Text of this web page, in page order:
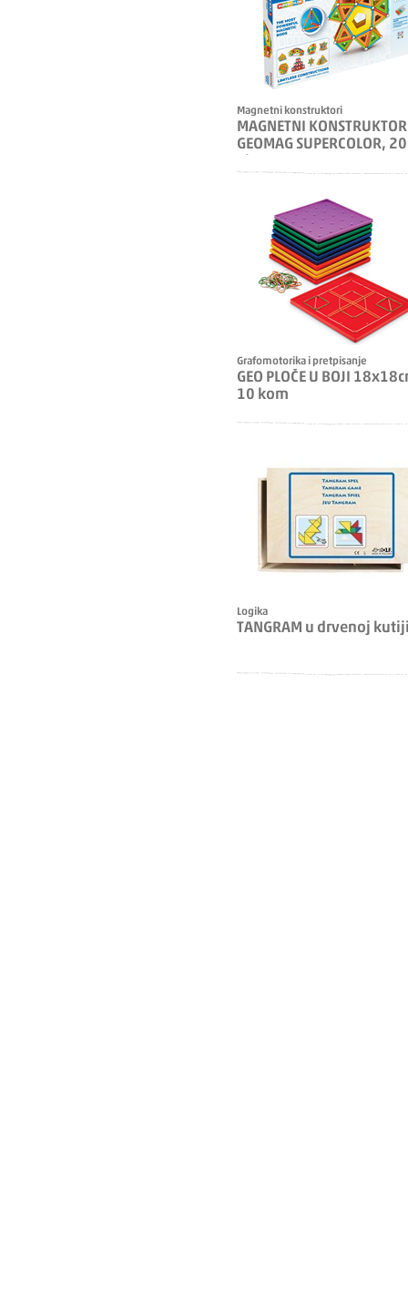
Magnetni konstruktori
MAGNETNI KONSTRUKTOR
GEOMAG SUPERCOLOR,
Grafomotorika i pretpisanje
GEO PLOČE U BOJI
10 kom
Logika
TANGRAM u drvenoj